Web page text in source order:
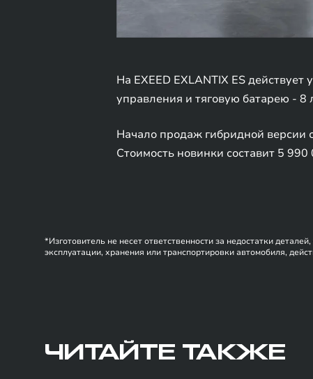
На EXEED EXLANTIX ES
управления и тяговую батарею - 8
Начало продаж гибридной версии
Стоимость новинки составит 5
*Изготовитель не несет ответственности за недостатки
эксплуатации, хранения или транспортировки автомобиля,
ЧИТАЙТЕ ТАКЖЕ